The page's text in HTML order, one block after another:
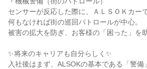
センサーが反応した際に、ＡＬＳＯＫカー
何もなければ街の巡回パトロールが中心。
被害の拡大を防ぎ、お客様の「困った」を
✨将来のキャリアも自分らしく✨
入社後はまず、ALSOKの基本である「警備